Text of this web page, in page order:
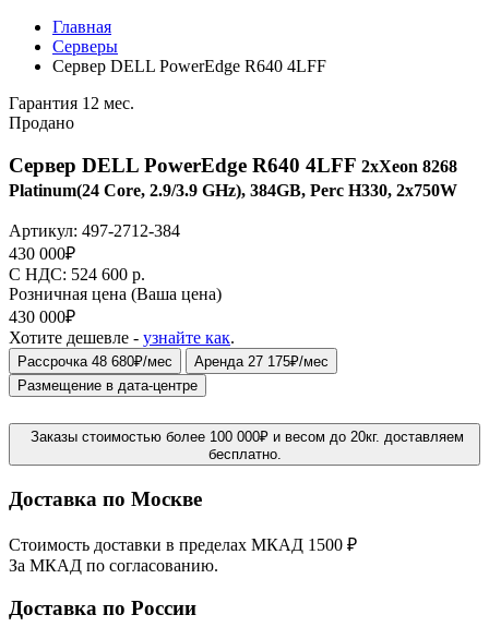
Главная
Серверы
Сервер DELL PowerEdge R640 4LFF
Гарантия 12 мес.
Продано
Сервер DELL PowerEdge R640 4LFF 2xXeon 8268
Platinum(24 Core, 2.9/3.9 GHz), 384GB, Perc H330, 2x750W
Артикул: 497-2712-384
430 000₽
C НДС: 524 600 р.
Розничная цена (Ваша цена)
430 000₽
Хотите дешевле - узнайте как.
Рассрочка 48 680₽/мес
Аренда 27 175₽/мес
Размещение в дата-центре
Заказы стоимостью более 100 000₽ и весом до 20кг. доставляем
бесплатно.
Доставка по Москве
Стоимость доставки в пределах МКАД 1500 ₽
За МКАД по согласованию.
Доставка по России